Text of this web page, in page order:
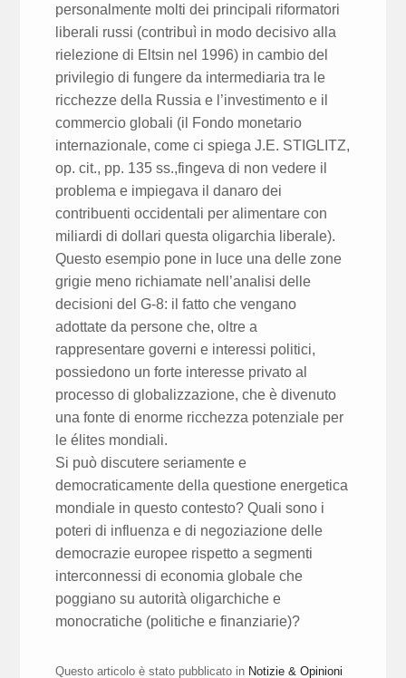
personalmente molti dei principali riformatori
liberali russi (contribuì in modo decisivo alla
rielezione di Eltsin nel 1996) in cambio del
privilegio di fungere da intermediaria tra le
ricchezze della Russia e l’investimento e il
commercio globali (il Fondo monetario
internazionale, come ci spiega J.E. STIGLITZ,
op. cit., pp. 135 ss.,fingeva di non vedere il
problema e impiegava il danaro dei
contribuenti occidentali per alimentare con
miliardi di dollari questa oligarchia liberale).
Questo esempio pone in luce una delle zone
grigie meno richiamate nell’analisi delle
decisioni del G-8: il fatto che vengano
adottate da persone che, oltre a
rappresentare governi e interessi politici,
possiedono un forte interesse privato al
processo di globalizzazione, che è divenuto
una fonte di enorme ricchezza potenziale per
le élites mondiali.
Si può discutere seriamente e
democraticamente della questione energetica
mondiale in questo contesto? Quali sono i
poteri di influenza e di negoziazione delle
democrazie europee rispetto a segmenti
interconnessi di economia globale che
poggiano su autorità oligarchiche e
monocratiche (politiche e finanziarie)?
Questo articolo è stato pubblicato in Notizie & Opinioni